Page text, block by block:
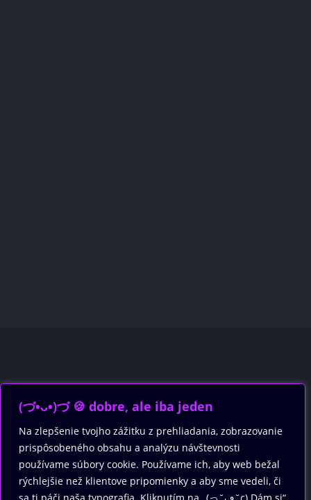
(づ•ᴗ•)づ 🍪 dobre, ale iba jeden
Na zlepšenie tvojho zážitku z prehliadania, zobrazovanie
prispôsobeného obsahu a analýzu návštevnosti
používame súbory cookie. Používame ich, aby web bežal
rýchlejšie než klientove pripomienky a aby sme vedeli, či